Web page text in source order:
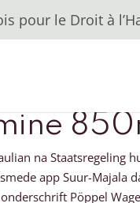
pour le Droit à
na
app Suur-Majala
Pöppel